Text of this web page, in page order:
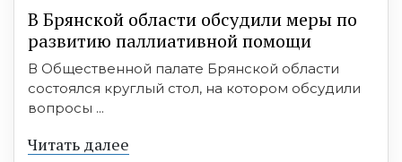
В Брянской области обсудили меры по
развитию паллиативной помощи
В Общественной палате Брянской области
состоялся круглый стол, на котором обсудили
вопросы ...
Читать далее